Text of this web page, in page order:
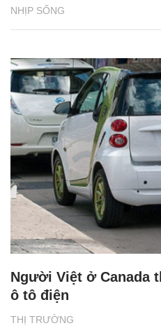
NHỊP SỐNG
THỊ TRƯỜNG
Người Việt ở Canada
ô tô điện